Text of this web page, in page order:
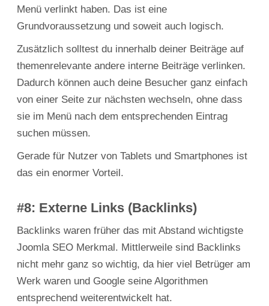
Menü verlinkt haben. Das ist eine
Grundvoraussetzung und soweit auch logisch.
Zusätzlich solltest du innerhalb deiner Beiträge auf
themenrelevante andere interne Beiträge verlinken.
Dadurch können auch deine Besucher ganz einfach
von einer Seite zur nächsten wechseln, ohne dass
sie im Menü nach dem entsprechenden Eintrag
suchen müssen.
Gerade für Nutzer von Tablets und Smartphones ist
das ein enormer Vorteil.
#8: Externe Links (Backlinks)
Backlinks waren früher das mit Abstand wichtigste
Joomla SEO Merkmal. Mittlerweile sind Backlinks
nicht mehr ganz so wichtig, da hier viel Betrüger am
Werk waren und Google seine Algorithmen
entsprechend weiterentwickelt hat.